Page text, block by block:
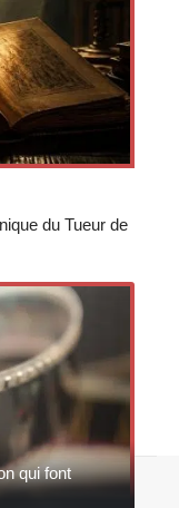
du Tueur de
qui font
Sitemap